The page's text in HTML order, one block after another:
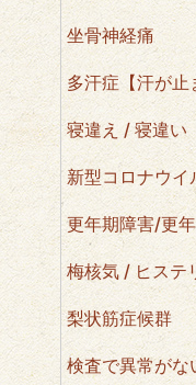
坐骨神経痛
多汗症【汗が
寝違え / 寝違い
新型コロナウ
更年期障害/更
梅核気 / ヒステ
梨状筋症候群
検査で異常がな